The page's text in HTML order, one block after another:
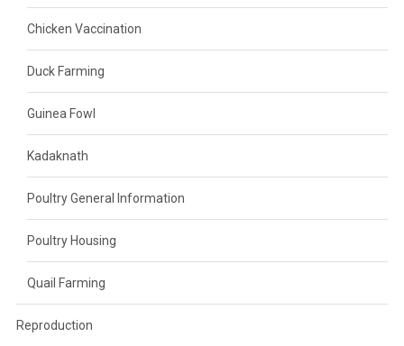
Chicken Vaccination
Duck Farming
Guinea Fowl
Kadaknath
Poultry General Information
Poultry Housing
Quail Farming
Reproduction